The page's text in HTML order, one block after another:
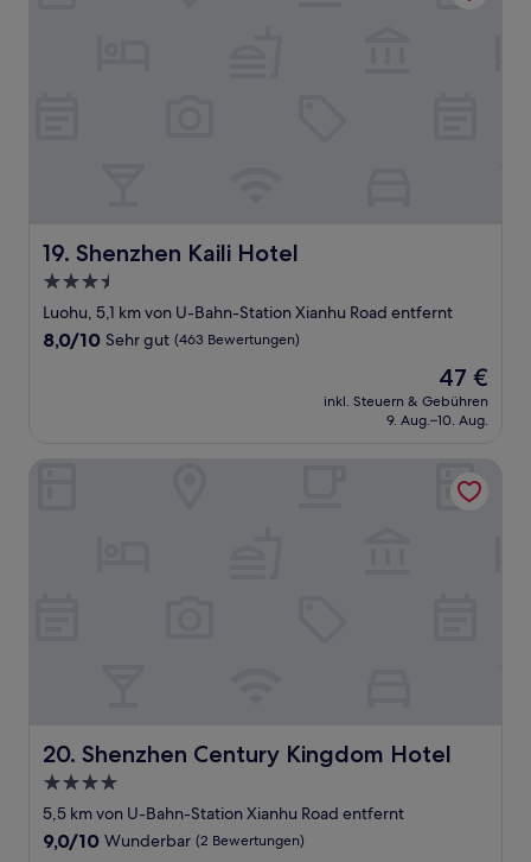
19. Shenzhen Kaili Hotel
Shenzhen Kaili Hotel
3.5-
Sterne-
Unterkunft
Luohu, 5,1 km von U-Bahn-Station Xianhu Road entfernt
8.0
Bewertungen)
8,0/10 Sehr gut (463 Bewertungen)
Der
Preis
beträgt
47 €
inkl. Steuern & Gebühren
9. Aug.–10. Aug.
20. Shenzhen Century Kingdom Hotel
Shenzhen Century Kingdom Hotel
4.0-
Sterne-
Unterkunft
5,5 km von U-Bahn-Station Xianhu Road entfernt
9.0
9,0/10 Wunderbar (2 Bewertungen)